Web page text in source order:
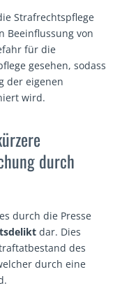
Strafrechtspflege
Beeinflussung von
für die
gesehen, sodass
der eigenen
wird.
durch
durch die Presse
dar. Dies
des
durch eine